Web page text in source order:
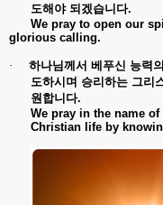
도해야 되겠습니다.
We pray to open our
glorious calling.
· 하나님께서 베푸신 능력의
도하시며 승리하는 그리
원합니다.
We pray in the name
Christian life by